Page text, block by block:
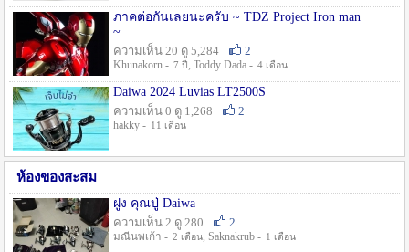
ภาคต่อกันเลยนะครับ ~ TDZ Project Iron man
~
ความเห็น 20 ดู 5,284
2
Khunakorn - 7 ปี , Toddy Dada - 4 เดือน
Daiwa 2024 Luvias LT2500S
ความเห็น 0 ดู 1,268
2
hakky - 11 เดือน
ห้องของสะสม
ฝูง คุณปู่ Daiwa
ความเห็น 2 ดู 280
2
มณีนพเก้า - 2 เดือน, Saknakrub - 1 เดือน